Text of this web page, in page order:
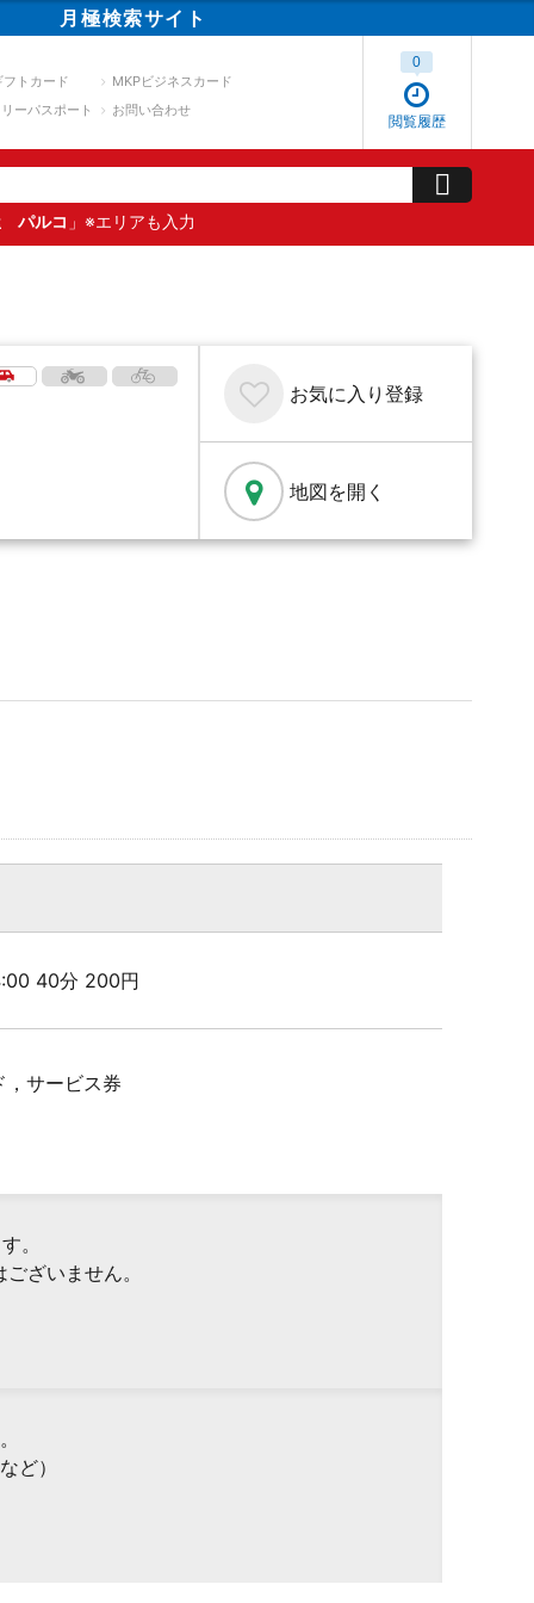
月極検索サイト
フトカード
MKPビジネスカード
ーパスポート
お問い合わせ
閲覧履歴
0
パルコ 」※エリアも入力
お気に入り 登録
地図を開く
40分 200円
サービス券
。
ざいません。
ど）